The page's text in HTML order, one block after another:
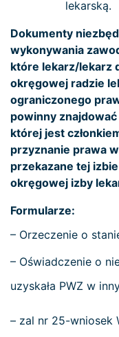
lekarską.
Dokumenty
wykonywania
które lekarz/lekarz
okręgowej radzie
ograniczonego
powinny
której jest
przyznanie prawa
przekazane tej
okręgowej izby
Formularze:
– Orzeczenie o
– Oświadczenie o
uzyskała PWZ w
– zal nr 25-wniosek